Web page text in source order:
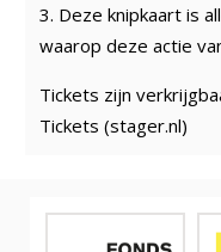
3. Deze knipkaart is
waarop deze actie
Tickets zijn
Tickets (stager.nl)